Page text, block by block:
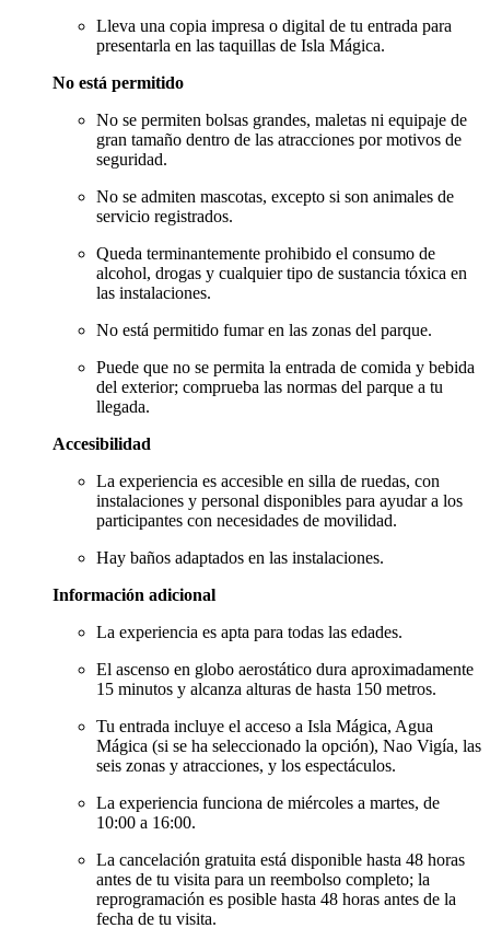
Lleva una copia impresa o digital de tu entrada para
presentarla en las taquillas de Isla Mágica.
No está permitido
No se permiten bolsas grandes, maletas ni equipaje de
gran tamaño dentro de las atracciones por motivos de
seguridad.
No se admiten mascotas, excepto si son animales de
servicio registrados.
Queda terminantemente prohibido el consumo de
alcohol, drogas y cualquier tipo de sustancia tóxica en
las instalaciones.
No está permitido fumar en las zonas del parque.
Puede que no se permita la entrada de comida y bebida
del exterior; comprueba las normas del parque a tu
llegada.
Accesibilidad
La experiencia es accesible en silla de ruedas, con
instalaciones y personal disponibles para ayudar a los
participantes con necesidades de movilidad.
Hay baños adaptados en las instalaciones.
Información adicional
La experiencia es apta para todas las edades.
El ascenso en globo aerostático dura aproximadamente
15 minutos y alcanza alturas de hasta 150 metros.
Tu entrada incluye el acceso a Isla Mágica, Agua
Mágica (si se ha seleccionado la opción), Nao Vigía, las
seis zonas y atracciones, y los espectáculos.
La experiencia funciona de miércoles a martes, de
10:00 a 16:00.
La cancelación gratuita está disponible hasta 48 horas
antes de tu visita para un reembolso completo; la
reprogramación es posible hasta 48 horas antes de la
fecha de tu visita.